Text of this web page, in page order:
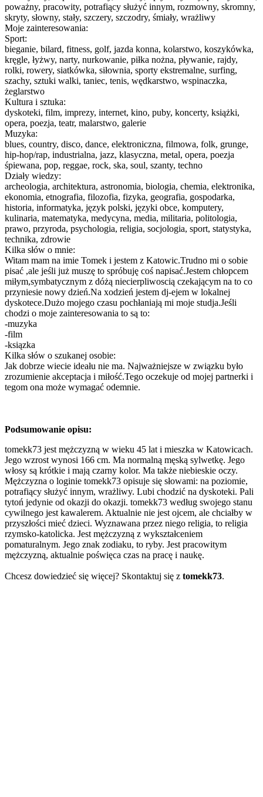
poważny, pracowity, potrafiący służyć innym, rozmowny, skromny,
skryty, słowny, stały, szczery, szczodry, śmiały, wrażliwy
Moje zainteresowania:
Sport:
bieganie, bilard, fitness, golf, jazda konna, kolarstwo, koszykówka,
kręgle, łyżwy, narty, nurkowanie, piłka nożna, pływanie, rajdy,
rolki, rowery, siatkówka, siłownia, sporty ekstremalne, surfing,
szachy, sztuki walki, taniec, tenis, wędkarstwo, wspinaczka,
żeglarstwo
Kultura i sztuka:
dyskoteki, film, imprezy, internet, kino, puby, koncerty, książki,
opera, poezja, teatr, malarstwo, galerie
Muzyka:
blues, country, disco, dance, elektroniczna, filmowa, folk, grunge,
hip-hop/rap, industrialna, jazz, klasyczna, metal, opera, poezja
śpiewana, pop, reggae, rock, ska, soul, szanty, techno
Działy wiedzy:
archeologia, architektura, astronomia, biologia, chemia, elektronika,
ekonomia, etnografia, filozofia, fizyka, geografia, gospodarka,
historia, informatyka, język polski, języki obce, komputery,
kulinaria, matematyka, medycyna, media, militaria, politologia,
prawo, przyroda, psychologia, religia, socjologia, sport, statystyka,
technika, zdrowie
Kilka słów o mnie:
Witam mam na imie Tomek i jestem z Katowic.Trudno mi o sobie
pisać ,ale jeśli już muszę to spróbuję coś napisać.Jestem chłopcem
miłym,symbatycznym z dóżą niecierpliwoscią czekającym na to co
przyniesie nowy dzień.Na xodzień jestem dj-ejem w lokalnej
dyskotece.Dużo mojego czasu pochłaniają mi moje studja.Jeśli
chodzi o moje zainteresowania to są to:
-muzyka
-film
-ksiązka
Kilka słów o szukanej osobie:
Jak dobrze wiecie ideału nie ma. Najważniejsze w związku było
zrozumienie akceptacja i miłość.Tego oczekuje od mojej partnerki i
tegom ona może wymagać odemnie.
Podsumowanie opisu:
tomekk73 jest mężczyzną w wieku 45 lat i mieszka w Katowicach.
Jego wzrost wynosi 166 cm. Ma normalną męską sylwetkę. Jego
włosy są krótkie i mają czarny kolor. Ma także niebieskie oczy.
Mężczyzna o loginie tomekk73 opisuje się słowami: na poziomie,
potrafiący służyć innym, wrażliwy. Lubi chodzić na dyskoteki. Pali
tytoń jedynie od okazji do okazji. tomekk73 według swojego stanu
cywilnego jest kawalerem. Aktualnie nie jest ojcem, ale chciałby w
przyszłości mieć dzieci. Wyznawana przez niego religia, to religia
rzymsko-katolicka. Jest mężczyzną z wykształceniem
pomaturalnym. Jego znak zodiaku, to ryby. Jest pracowitym
mężczyzną, aktualnie poświęca czas na pracę i naukę.
Chcesz dowiedzieć się więcej? Skontaktuj się z tomekk73.